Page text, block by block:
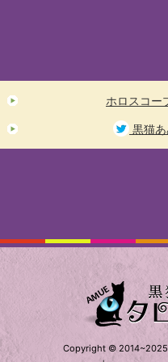
ホロスコー
黒猫
Copyright ©